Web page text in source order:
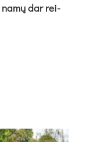
na­mų dar rei­